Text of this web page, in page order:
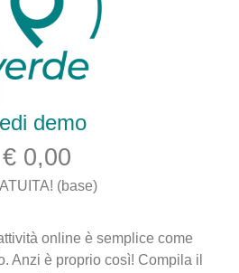
demo
€ 0,00
(base)
online è semplice come
Anzi è proprio così! Compila il